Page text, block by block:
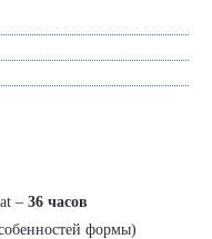
– 36 часов
формы)